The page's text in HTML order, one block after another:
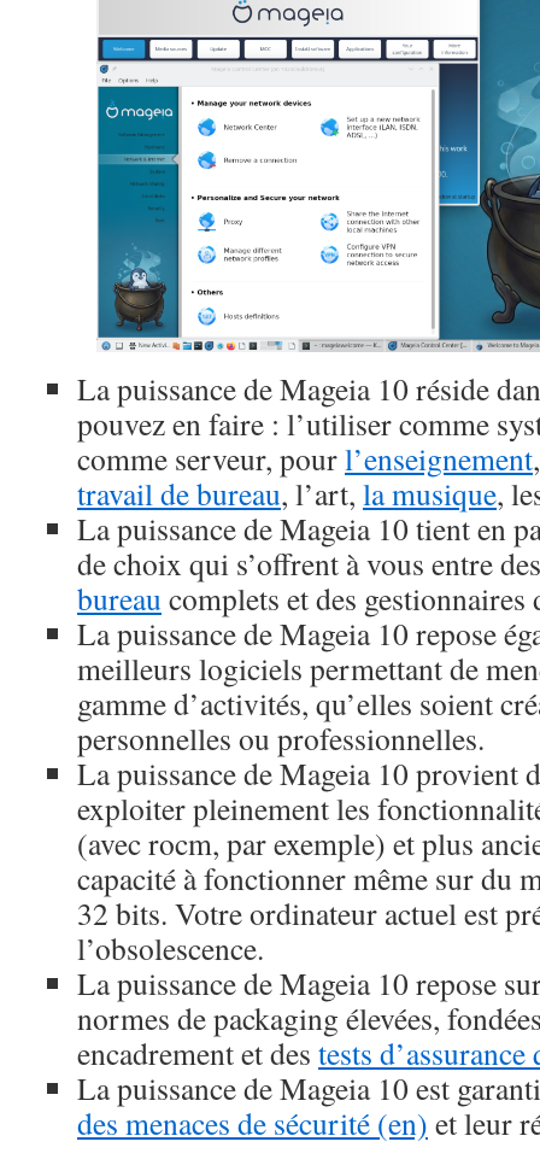
La puissance de Mageia 10 réside
pouvez en faire : l’utiliser comme
comme serveur, pourl’enseignement
travail de bureau, l’art, la musique,
La puissance de Mageia 10 tient en
de choix qui s’offrent à vous entre
bureau complets et des gestionnaires
La puissance de Mageia 10 repose
meilleurs logiciels permettant de
gamme d’activités, qu’elles soient
personnelles ou professionnelles.
La puissance de Mageia 10 provient
exploiter pleinement les
(avec rocm, par exemple) et plus
capacité à fonctionner même sur du
32 bits. Votre ordinateur actuel est
l’obsolescence.
La puissance de Mageia 10 repose
normes de packaging élevées,
encadrement et des tests
La puissance de Mageia 10 est
des menaces de sécurité (en) et leur